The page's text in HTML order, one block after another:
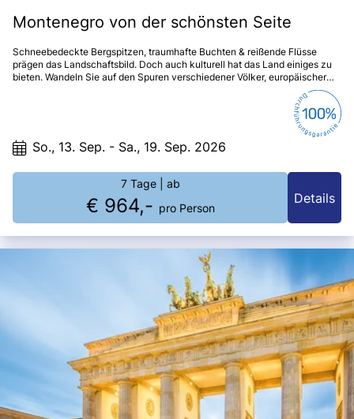
Montenegro von der schönsten Seite
Schneebedeckte Bergspitzen, traumhafte Buchten & reißende Flüsse
prägen das Landschaftsbild. Doch auch kulturell hat das Land einiges zu
bieten. Wandeln Sie auf den Spuren verschiedener Völker, europäischer
So., 13. Sep. - Sa., 19. Sep. 2026
7 Tage | ab
€ 964,- pro Person
Details